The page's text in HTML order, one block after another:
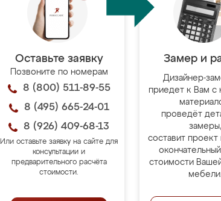
Оставьте заявку
Позвоните по номерам
8 (800) 511-89-55
8 (495) 665-24-01
8 (926) 409-68-13
Или оставьте заявку на сайте для
консультации и
предварительного расчёта
стоимости.
Замер и
Дизайнер-
приедет к Вам с
проведёт
замеры,
составит проект
стоимости
мебели.